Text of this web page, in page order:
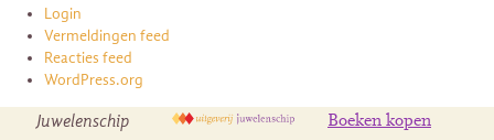
Login
Vermeldingen feed
Reacties feed
WordPress.org
Juwelenschip
Boeken kopen